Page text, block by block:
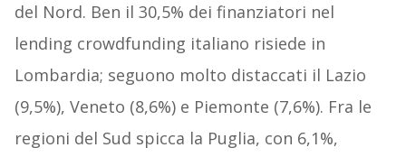
del Nord. Ben il 30,5% dei finanziatori nel
lending crowdfunding italiano risiede in
Lombardia; seguono molto distaccati il Lazio
(9,5%), Veneto (8,6%) e Piemonte (7,6%). Fra le
regioni del Sud spicca la Puglia, con 6,1%,